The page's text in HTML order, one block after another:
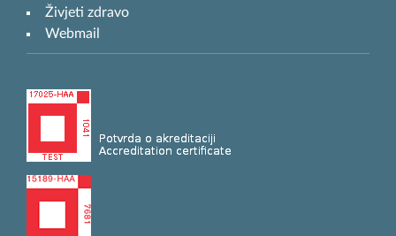
Živjeti zdravo
Webmail